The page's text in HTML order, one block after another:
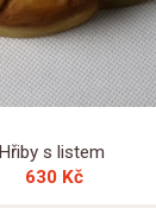
Hřiby s listem
630 Kč